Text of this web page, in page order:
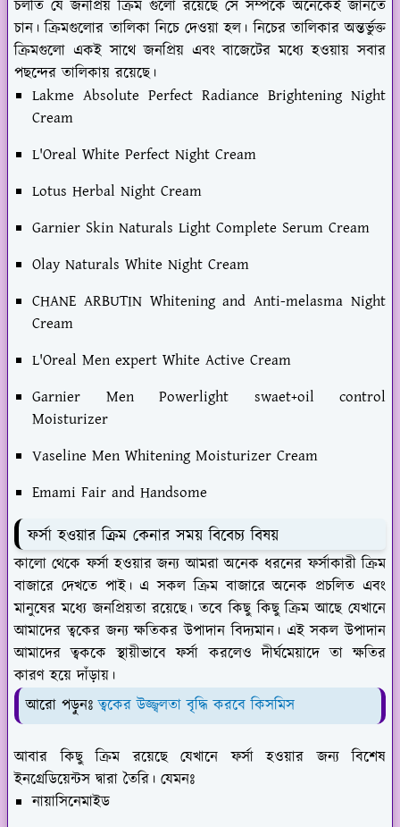
চলতি যে জনপ্রিয় ক্রিম গুলো রয়েছে সে সম্পর্কে অনেকেই জানতে
চান। ক্রিমগুলোর তালিকা নিচে দেওয়া হল। নিচের তালিকার অন্তর্ভুক্ত
ক্রিমগুলো একই সাথে জনপ্রিয় এবং বাজেটের মধ্যে হওয়ায় সবার
পছন্দের তালিকায় রয়েছে।
Lakme Absolute Perfect Radiance Brightening Night
Cream
L'Oreal White Perfect Night Cream
Lotus Herbal Night Cream
Garnier Skin Naturals Light Complete Serum Cream
Olay Naturals White Night Cream
CHANE ARBUTIN Whitening and Anti-melasma Night
Cream
L'Oreal Men expert White Active Cream
Garnier Men Powerlight swaet+oil control
Moisturizer
Vaseline Men Whitening Moisturizer Cream
Emami Fair and Handsome
ফর্সা হওয়ার ক্রিম কেনার সময় বিবেচ্য বিষয়
কালো থেকে ফর্সা হওয়ার জন্য আমরা অনেক ধরনের ফর্সাকারী ক্রিম
বাজারে দেখতে পাই। এ সকল ক্রিম বাজারে অনেক প্রচলিত এবং
মানুষের মধ্যে জনপ্রিয়তা রয়েছে। তবে কিছু কিছু ক্রিম আছে যেখানে
আমাদের ত্বকের জন্য ক্ষতিকর উপাদান বিদ্যমান। এই সকল উপাদান
আমাদের ত্বককে স্থায়ীভাবে ফর্সা করলেও দীর্ঘমেয়াদে তা ক্ষতির
কারণ হয়ে দাঁড়ায়।
আরো পড়ুনঃত্বকের উজ্জ্বলতা বৃদ্ধি করবে কিসমিস
আবার কিছু ক্রিম রয়েছে যেখানে ফর্সা হওয়ার জন্য বিশেষ
ইনগ্রেডিয়েন্টস দ্বারা তৈরি। যেমনঃ
নায়াসিনেমাইড